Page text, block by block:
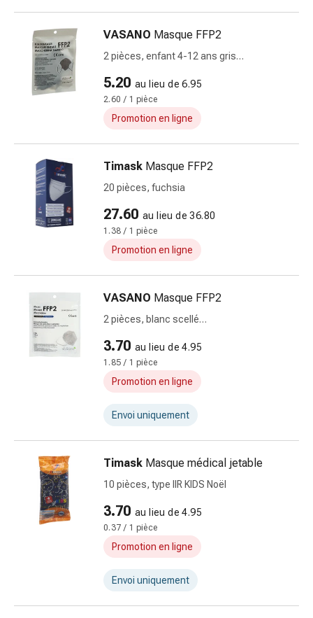
Bandes
compression
Pansements
Bandages,
rubans
Bandages
filets
tubulaires
de
pansement
coups
Pansements
Pommades
désinfection
plaies
Pansement
Sutures
VASANO Masque FFP2
2 pièces, enfant 4-12 ans gris
5.20 au lieu de 6.95
2.60 / 1 pièce
Promotion en ligne
Timask Masque FFP2
20 pièces, fuchsia
27.60 au lieu de 36.80
1.38 / 1 pièce
Promotion en ligne
VASANO Masque FFP2
2 pièces, blanc scellé
3.70 au lieu de 4.95
1.85 / 1 pièce
Promotion en ligne
Envoi uniquement
Timask Masque médical jetable
10 pièces, type IIR KIDS Noël
3.70 au lieu de 4.95
0.37 / 1 pièce
Promotion en ligne
Envoi uniquement